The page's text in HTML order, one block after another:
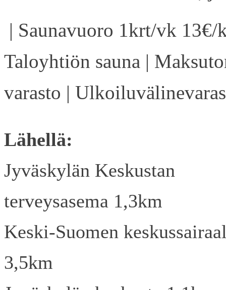
| Saunavuoro 1krt/vk
Taloyhtiön sauna |
varasto |
Lähellä:
Jyväskylän Keskustan
terveysasema 1,3km
Keski-Suomen
3,5km